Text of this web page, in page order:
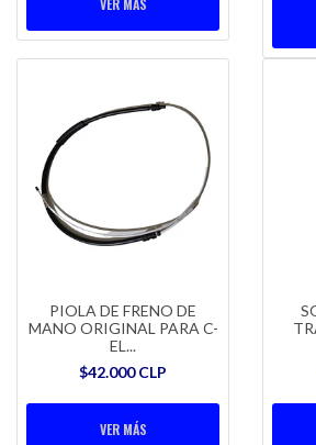
PIOLA DE FRENO DE
MANO ORIGINAL PARA C-
EL...
$42.000 CLP
VER MÁS